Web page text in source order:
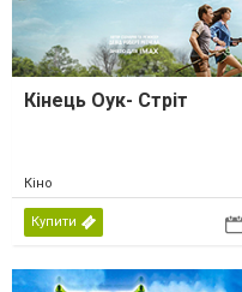
Кінець Оук- Стріт
Кіно
Купити